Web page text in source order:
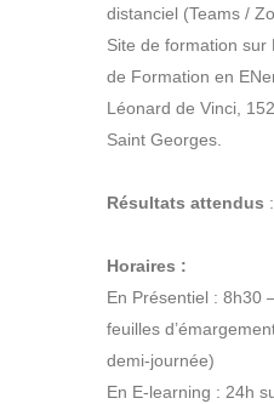
distanciel (Teams /
Site de formation sur
de Formation en
Léonard de Vinci,
Saint Georges.
Résultats attendus
Horaires :
En Présentiel : 8h30
feuilles
demi-journée)
En E-learning : 24h